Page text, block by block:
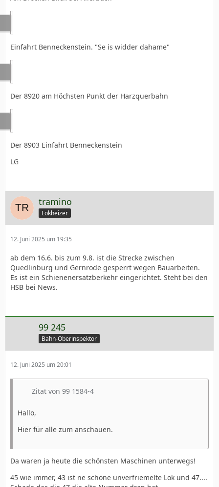
Einfahrt Benneckenstein. "Se is widder dahame"
Der 8920 am Höchsten Punkt der Harzquerbahn
Der 8903 Einfahrt Benneckenstein
LG
tramino
Lokheizer
12. Juni 2025 um 19:35
ab dem 16.6. bis zum 9.8. ist die Strecke zwischen
Quedlinburg und Gernrode gesperrt wegen Bauarbeiten.
Es ist ein Schienenersatzberkehr eingerichtet. Steht bei den
HSB bei News.
99 245
Bahn-Oberinspektor
12. Juni 2025 um 20:01
Zitat von 99 1584-4
Hallo,
Hier für alle zum anschauen.
Da waren ja heute die schönsten Maschinen unterwegs!
45 wie immer, 43 ist ne schöne unverfriemelte Lok und 47....